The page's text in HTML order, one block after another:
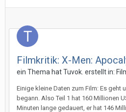
Filmkritik: X-Men:
ein Thema hatTuvok. erstellt in:
Einige kleine Daten zum Film: Es geht
begann. Also Teil 1 hat 160 Millionen
Minuten lange gedauert, er hat 146